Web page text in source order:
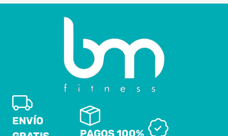
ENVÍO
PAGOS 100%